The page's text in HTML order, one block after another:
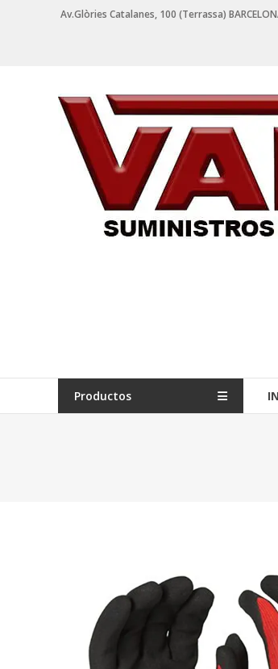
Av.Glòries Catalanes, 100 (Terrassa)
VALPI
SUMINISTROS
INDUSTRIALES
Suministros
Industriales
Productos